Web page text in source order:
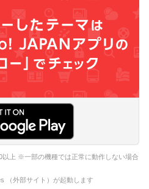
以上 ※一部の機種では正常に動作しない場合
（外部サイト）が起動します